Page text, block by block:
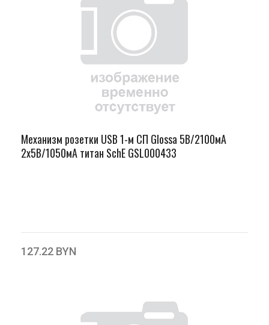
Механизм розетки USB 1-м СП Glossa 5В/2100мА
2х5В/1050мА титан SchE GSL000433
127.22 BYN